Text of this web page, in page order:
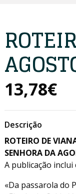
13,78€
Descrição
ROTEIRO DE
SENHORA DA
A publicação
«Da passarola do